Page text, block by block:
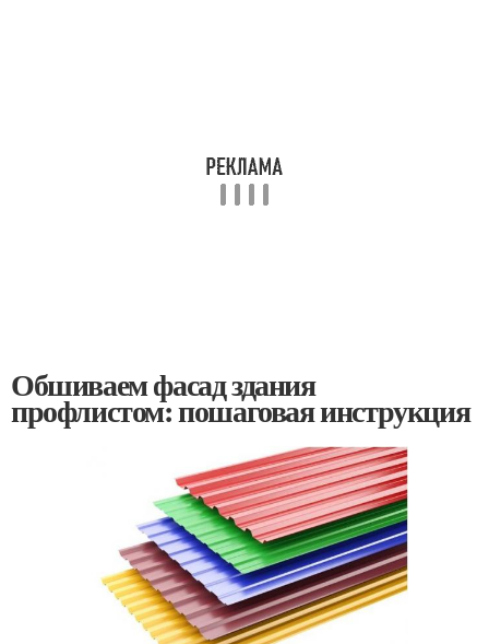
Обшиваем фасад здания
профлистом: пошаговая инструкция